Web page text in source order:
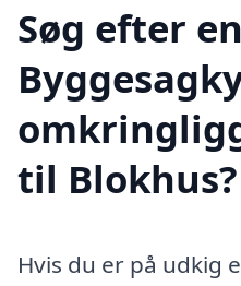
Søg efter
til Blokhus?
Hvis du er på udkig